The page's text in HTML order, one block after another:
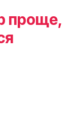
проще,